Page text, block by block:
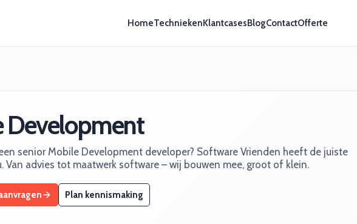
HomeTechniekenKlantcasesBlogContactOfferte
Development
senior Mobile Development developer? Software Vrienden heeft de juiste
Van advies tot maatwerk software – wij bouwen mee, groot of klein.
Plan kennismaking